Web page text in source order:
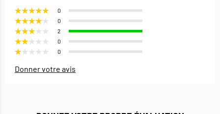
0
0
2
0
0
Donner votre avis